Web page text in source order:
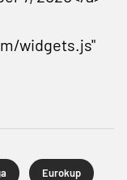
widgets.js"
Eurokup